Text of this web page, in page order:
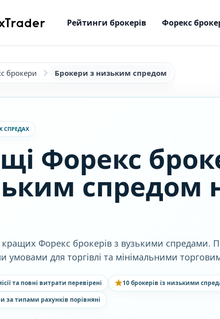
Рейтинги брокерів Форекс
брокери Брокери з низьким спредом
СПРЕДАХ
Форекс
спредом
Форекс брокерів з вузькими спредами.
умовами для торгівлі та мінімальними
та повні витрати перевірені
10 брокерів із низькими
за типами рахунків порівняні